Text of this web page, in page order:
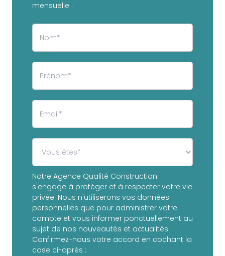
mensuelle :
Notre Agence Qualité Construction
s'engage à protéger et à respecter votre vie
privée. Nous n'utiliserons vos données
personnelles que pour administrer votre
compte et vous informer ponctuellement au
sujet de nos nouveautés et actualités.
Confirmez-nous votre accord en cochant la
case ci-après :